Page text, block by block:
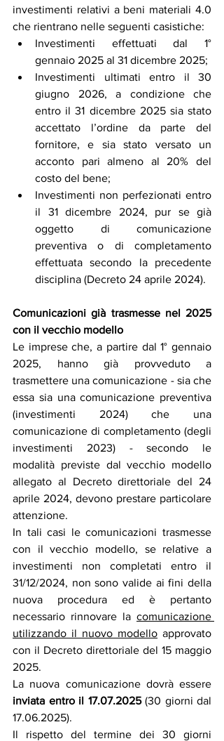
investimenti relativi a beni materiali 4.0
che rientrano nelle seguenti casistiche:
Investimenti effettuati dal 1°
gennaio 2025 al 31 dicembre 2025;
Investimenti ultimati entro il 30
giugno 2026, a condizione che
entro il 31 dicembre 2025 sia stato
accettato l’ordine da parte del
fornitore, e sia stato versato un
acconto pari almeno al 20% del
costo del bene;
Investimenti non perfezionati entro
il 31 dicembre 2024, pur se già
oggetto di comunicazione
preventiva o di completamento
effettuata secondo la precedente
disciplina (Decreto 24 aprile 2024).
Comunicazioni già trasmesse nel 2025
con il vecchio modello
Le imprese che, a partire dal 1° gennaio
2025, hanno già provveduto a
trasmettere una comunicazione - sia che
essa sia una comunicazione preventiva
(investimenti 2024) che una
comunicazione di completamento (degli
investimenti 2023) - secondo le
modalità previste dal vecchio modello
allegato al Decreto direttoriale del 24
aprile 2024, devono prestare particolare
attenzione.
In tali casi le comunicazioni trasmesse
con il vecchio modello, se relative a
investimenti non completati entro il
31/12/2024, non sono valide ai fini della
nuova procedura ed è pertanto
necessario rinnovare la comunicazione
utilizzando il nuovo modello approvato
con il Decreto direttoriale del 15 maggio
2025.
inviata entro il 17.07.2025 (30 giorni dal
17.06.2025).
Il rispetto del termine dei 30 giorni